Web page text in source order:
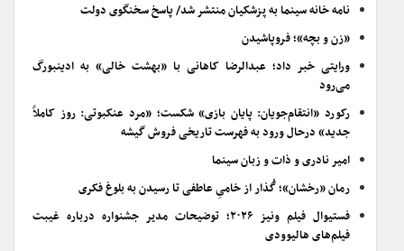
نامه خانه سینما به پزشکیان منتشر شد/ پاسخ سخنگوی دولت
«زن و بچه»؛ فروپاشیدن
ورایتی خبر داد؛ عبدالرضا کاهانی با «بهشت خالی» به ادینبورگ
می‌رود
رکورد «انتقام‌جویان: پایان بازی» شکست؛ «مرد عنکبوتی: روز کاملاً
جدید» درحال ورود به فهرست تاریخی فروش گیشه
امیر نادری و ذات و زبان سینما
رمان «رخشان»؛ گُذار از خامیِ عاطفی تا رسیدن به بلوغ فکری
فستیوال فیلم ونیز ۲۰۲۶؛ توضیحات مدیر جشنواره درباره غیبت
فیلم‌های هالیوودی